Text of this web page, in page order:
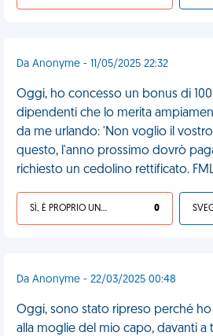
Da Anonyme - 11/05/2025 22:32
Oggi, ho concesso un bonus di
dipendenti che lo merita
da me urlando: 'Non voglio il
questo, l'anno prossimo dovrò
richiesto un cedolino rettificato.
SÌ, È PROPRIO UNA VDM! 0
Da Anonyme - 22/03/2025 00:48
Oggi, sono stato ripreso perché
alla moglie del mio capo, davanti a